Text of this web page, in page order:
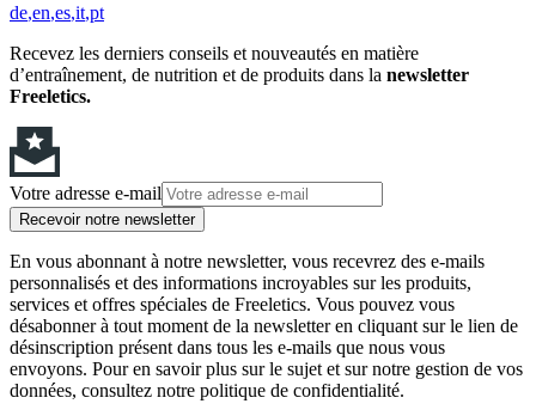
de en es it pt
Recevez les derniers conseils et nouveautés en matière
d’entraînement, de nutrition et de produits dans la newsletter
Freeletics.
Votre adresse e-mail
Recevoir notre newsletter
En vous abonnant à notre newsletter, vous recevrez des e-mails
personnalisés et des informations incroyables sur les produits,
services et offres spéciales de Freeletics. Vous pouvez vous
désabonner à tout moment de la newsletter en cliquant sur le lien de
désinscription présent dans tous les e-mails que nous vous
envoyons. Pour en savoir plus sur le sujet et sur notre gestion de vos
données, consultez notre politique de confidentialité.